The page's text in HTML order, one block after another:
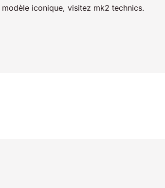
iconique, visitez mk2 technics.